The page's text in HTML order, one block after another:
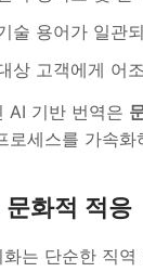
술 용어가 일관
상 고객에게 어
AI 기반 번역은
로세스를 가속화
문화적 적응
화는 단순한 직